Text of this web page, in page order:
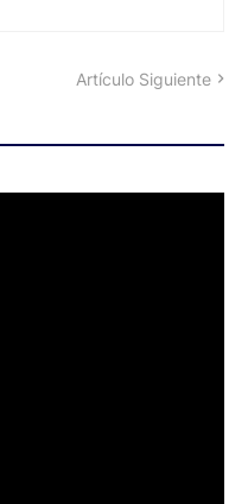
Artículo Siguiente